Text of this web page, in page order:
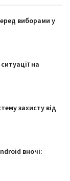
виборами у
на
захисту від
вночі: